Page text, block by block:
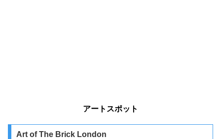
アートスポット
Art of The Brick London